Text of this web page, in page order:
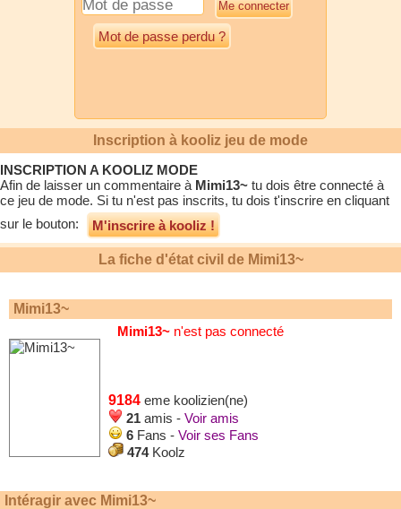
Mot de passe perdu ?
Inscription à kooliz jeu de mode
INSCRIPTION A KOOLIZ MODE
Afin de laisser un commentaire à Mimi13~ tu dois être connecté à
ce jeu de mode. Si tu n'est pas inscrits, tu dois t'inscrire en cliquant
sur le bouton:
M'inscrire à kooliz !
La fiche d'état civil de Mimi13~
Mimi13~
Mimi13~ n'est pas connecté
9184 eme koolizien(ne)
21 amis - Voir amis
6 Fans - Voir ses Fans
474Koolz
Intéragir avec Mimi13~